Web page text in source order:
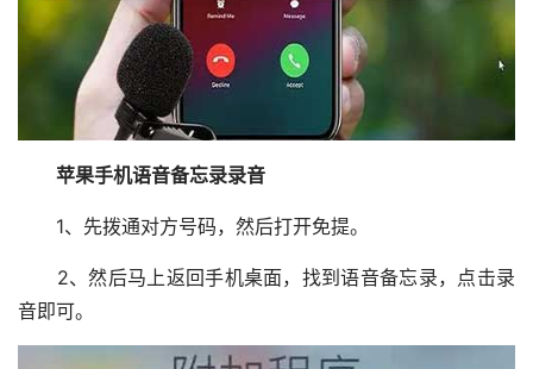
苹果手机语音备忘录录音
1、先拨通对方号码，然后打开免提。
2、然后马上返回手机桌面，找到语音备忘录，点击录
音即可。